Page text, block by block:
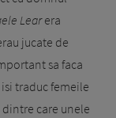
Learera
jucate de
sa faca
traduc femeile
care unele